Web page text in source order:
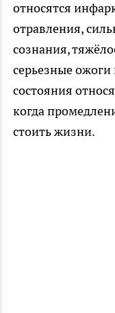
относятся
отравления,
сознания,
серьезные
состояния
когда
стоить жизни.